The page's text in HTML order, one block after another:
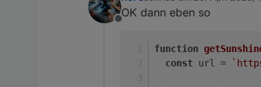
Offline
zuletzt editiert von
OK dann eben so
function
const url =